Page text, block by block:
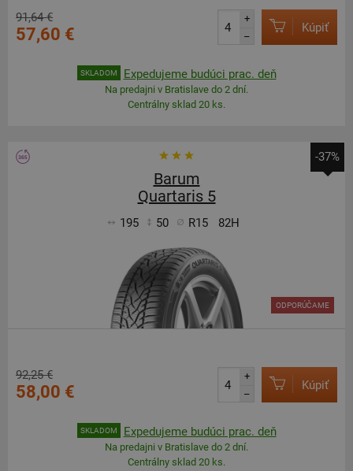
91,64 €
57,60 €
+
–
Kúpiť
SKLADOM Expedujeme budúci prac. deň
Na predajni v Bratislave do 2 dní.
Centrálny sklad 20 ks.
-37%
Barum
Quartaris 5
195 50 R15 82H
ODPORÚČAME
92,25 €
58,00 €
+
–
Kúpiť
SKLADOM Expedujeme budúci prac. deň
Na predajni v Bratislave do 2 dní.
Centrálny sklad 20 ks.